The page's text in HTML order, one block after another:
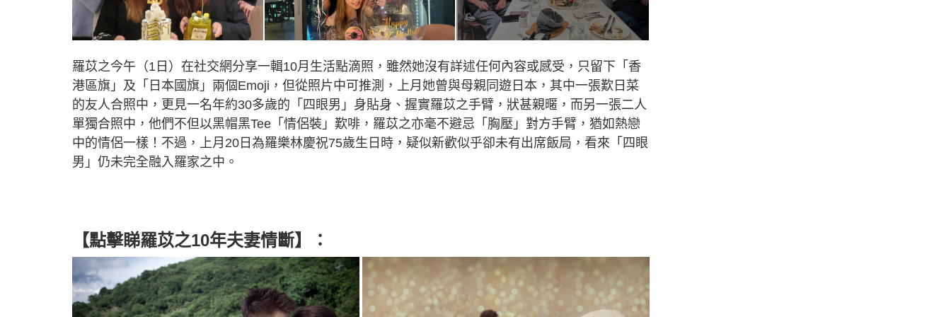
羅苡之今午（1日）在社交網分享一輯10月生活點滴照，雖然她沒有詳述任何內容或感受，只留下「香
港區旗」及「日本國旗」兩個Emoji，但從照片中可推測，上月她曾與母親同遊日本，其中一張歎日菜
的友人合照中，更見一名年約30多歲的「四眼男」身貼身、握實羅苡之手臂，狀甚親暱，而另一張二人
單獨合照中，他們不但以黑帽黑Tee「情侶裝」歎啡，羅苡之亦毫不避忌「胸壓」對方手臂，猶如熱戀
中的情侶一樣！不過，上月20日為羅樂林慶祝75歲生日時，疑似新歡似乎卻未有出席飯局，看來「四眼
男」仍未完全融入羅家之中。
【點擊睇羅苡之10年夫妻情斷】：